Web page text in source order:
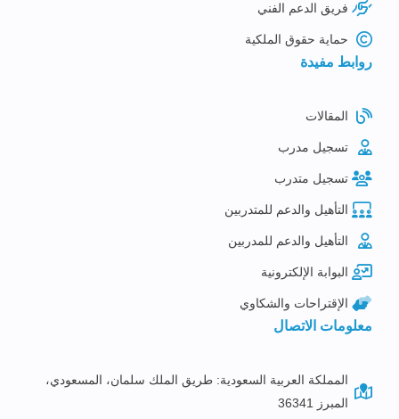
فريق الدعم الفني
حماية حقوق الملكية
روابط مفيدة
المقالات
تسجيل مدرب
تسجيل متدرب
التأهيل والدعم للمتدربين
التأهيل والدعم للمدربين
البوابة الإلكترونية
الإقتراحات والشكاوي
معلومات الاتصال
المملكة العربية السعودية: طريق الملك سلمان، المسعودي،
المبرز 36341